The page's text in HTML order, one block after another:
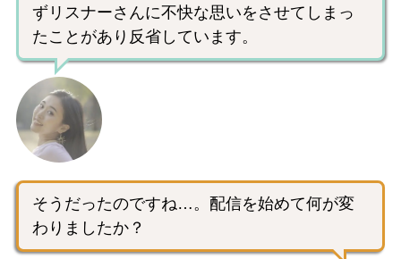
ずリスナーさんに不快な思いをさせてしまっ
たことがあり反省しています。
そうだったのですね…。配信を始めて何が変
わりましたか？